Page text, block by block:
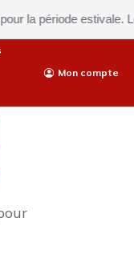
estivale. Les
Mon compte